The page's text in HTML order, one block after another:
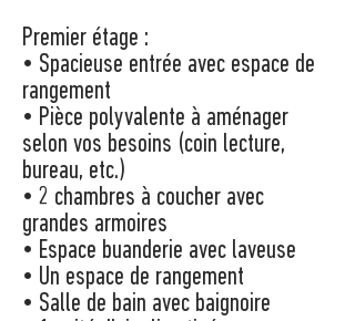
Premier étage :
• Spacieuse entrée avec espace de
rangement
• Pièce polyvalente à aménager
selon vos besoins (coin lecture,
bureau, etc.)
• 2 chambres à coucher avec
grandes armoires
• Espace buanderie avec laveuse
• Un espace de rangement
• Salle de bain avec baignoire